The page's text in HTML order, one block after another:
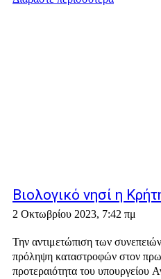
Βιολογικό νησί η
2 Οκτωβρίου 2023, 7:42 πμ
Την αντιμετώπιση των
πρόληψη καταστροφών στον
προτεραιότητα του υπουργείου